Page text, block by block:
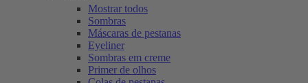
Mostrar todos
Sombras
Máscaras de pestanas
Eyeliner
Sombras em creme
Primer de olhos